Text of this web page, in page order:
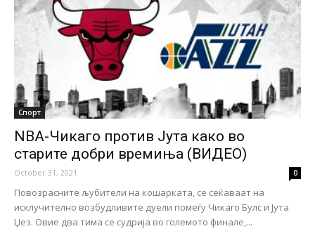
Спорт
NBA-Чикаго против Јута како во
старите добри времиња (ВИДЕО)
October 31, 2021 0
Повозрасните љубители на кошарката, се сеќаваат на
исклучително возбудливите дуели помеѓу Чикаго Булс и Јута
Џез. Овие два тима се судрија во големото финале,...